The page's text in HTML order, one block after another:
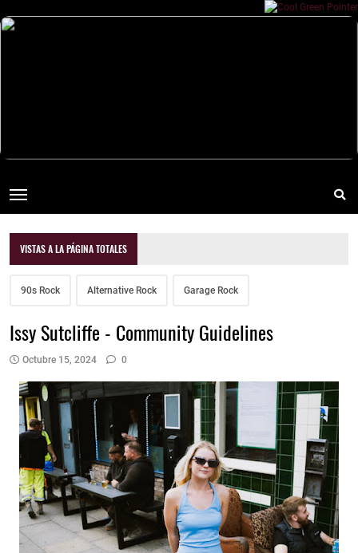
VISTAS A LA PÁGINA TOTALES
90s Rock Alternative Rock Garage Rock
Issy Sutcliffe - Community Guidelines
Octubre 15, 2024 0